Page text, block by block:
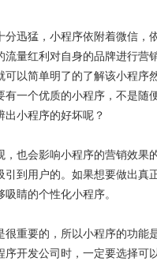
分迅猛，小程序依附着微信，
流量红利对自身的品牌进行
可以简单明了的了解该小程
一个优质的小程序，不是随
出小程序的好坏呢？
，也会影响小程序的营销效
到用户的。如果想要做出真
睛的个性化小程序。
很重要的，所以小程序的功
序开发公司时，一定要选择